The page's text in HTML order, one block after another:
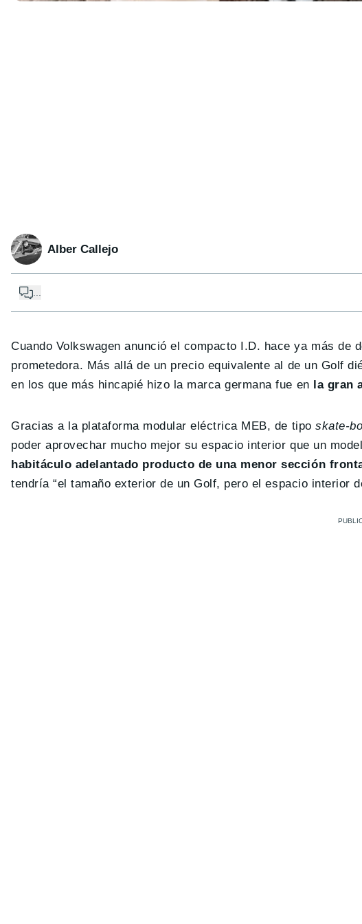
Alber Callejo
...
Cuando Volkswagen anunció el compacto I.D. hace ya más
prometedora. Más allá de un precio equivalente al de un Golf
en los que más hincapié hizo la marca germana fue en la gran
Gracias a la plataforma modular eléctrica MEB, de tiposkate-
poder aprovechar mucho mejor su espacio interior que un
habitáculo adelantado producto de una menor sección
tendría “el tamaño exterior de un Golf, pero el espacio interior